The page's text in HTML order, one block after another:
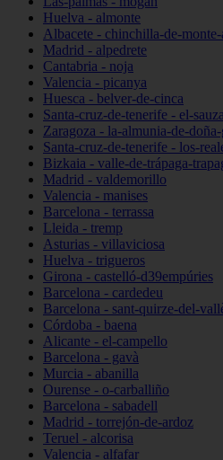
Huelva - almonte
Albacete - chinchilla-de-monte-
Madrid - alpedrete
Cantabria - noja
Valencia - picanya
Huesca - belver-de-cinca
Santa-cruz-de-tenerife - el-
Zaragoza - la-almunia-de-
Santa-cruz-de-tenerife - los-
Bizkaia - valle-de-trápaga-
Madrid - valdemorillo
Valencia - manises
Barcelona - terrassa
Lleida - tremp
Asturias - villaviciosa
Huelva - trigueros
Girona - castelló-d39empúries
Barcelona - cardedeu
Barcelona - sant-quirze-del-
Córdoba - baena
Alicante - el-campello
Barcelona - gavà
Murcia - abanilla
Ourense - o-carballiño
Barcelona - sabadell
Madrid - torrejón-de-ardoz
Teruel - alcorisa
Valencia - alfafar